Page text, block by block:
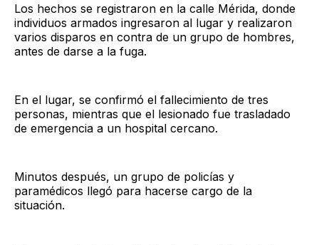
Los hechos se registraron en la calle Mérida, donde
individuos armados ingresaron al lugar y realizaron
varios disparos en contra de un grupo de hombres,
antes de darse a la fuga.
En el lugar, se confirmó el fallecimiento de tres
personas, mientras que el lesionado fue trasladado
de emergencia a un hospital cercano.
Minutos después, un grupo de policías y
paramédicos llegó para hacerse cargo de la
situación.